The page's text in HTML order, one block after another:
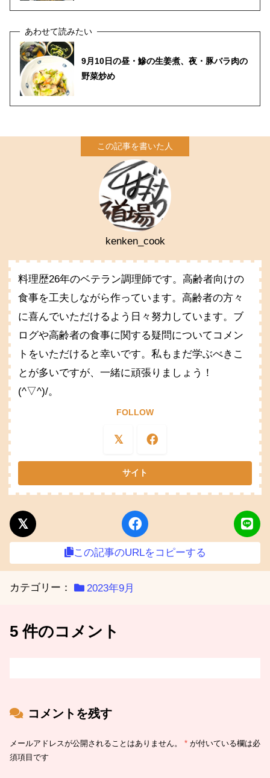
9月10日の昼・鰺の生姜煮、夜・豚バラ肉の
野菜炒め
kenken_cook
料理歴26年のベテラン調理師です。高齢者向けの
食事を工夫しながら作っています。高齢者の方々
に喜んでいただけるよう日々努力しています。ブ
ログや高齢者の食事に関する疑問についてコメン
トをいただけると幸いです。私もまだ学ぶべきこ
とが多いですが、一緒に頑張りましょう！
(^▽^)/。
FOLLOW
この記事のURLをコピーする
カテゴリー： 2023年9月
5 件のコメント
コメントを残す
メールアドレスが公開されることはありません。 * が付いている欄は必
須項目です